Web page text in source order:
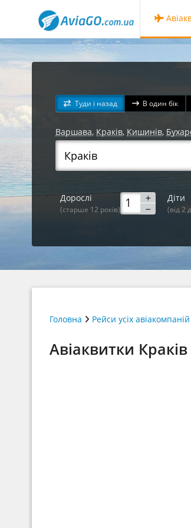
Туди і назад В один бік
Варшава, Краків, Кишинів,
Дорослі
(старше 12 років)
Діти
(від 2
Головна Рейси усіх авіакомпаній
Авіаквитки